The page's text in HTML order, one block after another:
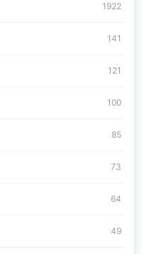
1922
141
121
100
85
73
64
49